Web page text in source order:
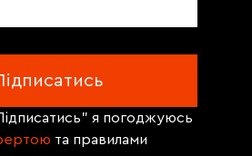
я погоджуюсь
та правилами